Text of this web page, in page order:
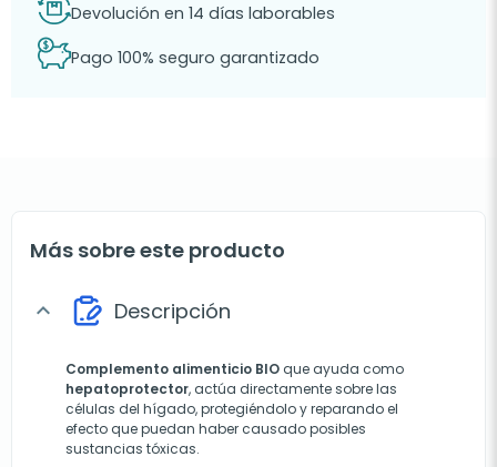
Devolución en 14 días laborables
Pago 100% seguro garantizado
Más sobre este producto
expand_more Descripción
Complemento alimenticio BIO que ayuda como
hepatoprotector, actúa directamente sobre las
células del hígado, protegiéndolo y reparando el
efecto que puedan haber causado posibles
sustancias tóxicas.